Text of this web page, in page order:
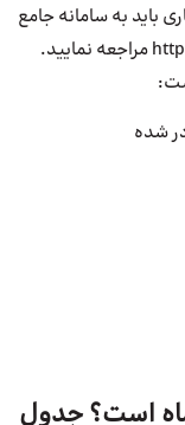
باید به سامانه جامع
روابط کار به آدرس https://srk.mcls.gov.ir/auth مراجعه نمایید.
شده
است؟ جدول